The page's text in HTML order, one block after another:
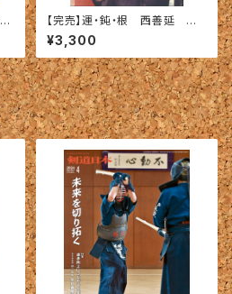
【完売】運・鈍・根 西善延 〜
京都大学剣道部師範一代記シリ
ーズvol.2〜
¥3,300